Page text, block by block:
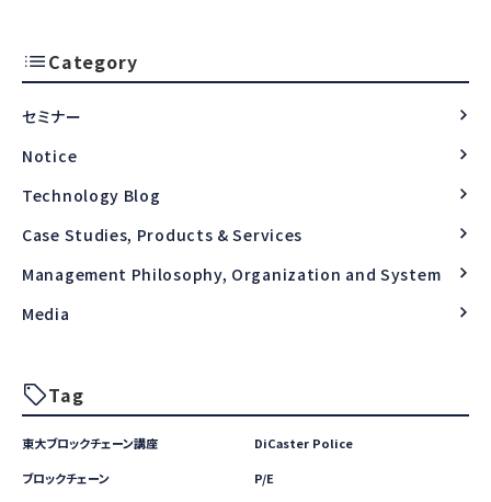
Category
セミナー
Notice
Technology Blog
Case Studies, Products & Services
Management Philosophy, Organization and System
Media
Tag
東大ブロックチェーン講座
DiCaster Police
ブロックチェーン
P/E